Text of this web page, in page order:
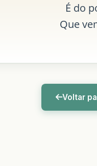
É do
Que
Voltar